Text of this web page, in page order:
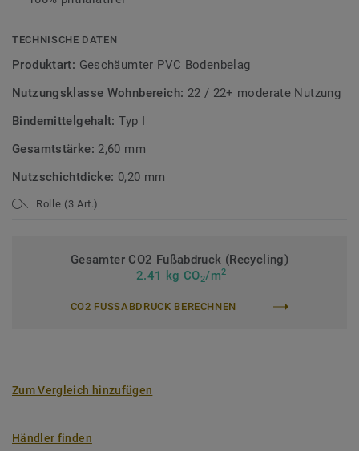
TECHNISCHE DATEN
Produktart: Geschäumter PVC Bodenbelag
Nutzungsklasse Wohnbereich: 22 / 22+ moderate Nutzung
Bindemittelgehalt:Typ I
Gesamtstärke: 2,60 mm
Nutzschichtdicke: 0,20 mm
Rolle (3 Art.)
Gesamter CO2 Fußabdruck (Recycling)
2.41 kg CO2/m2
CO2 FUSSABDRUCK BERECHNEN
Zum Vergleich hinzufügen
Händler finden